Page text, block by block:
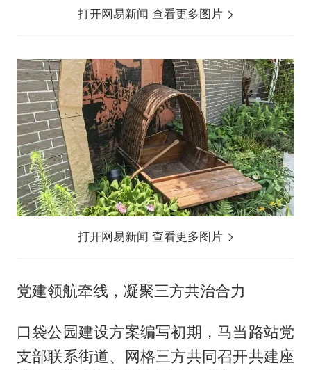
打开网易新闻 查看更多图片
打开网易新闻 查看更多图片
党建领航牵线，凝聚三方共治合力
口袋公园建设方案编写初期，马当路站党
支部联系街道、网格三方共同召开共建座